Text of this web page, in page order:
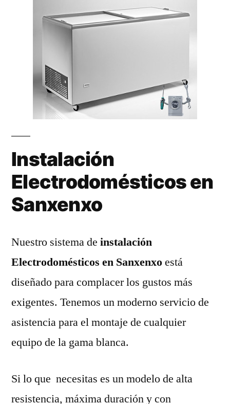
Instalación
Electrodomésticos en
Sanxenxo
Nuestro sistema de instalación
Electrodomésticos en Sanxenxoestá
diseñado para complacer los gustos más
exigentes. Tenemos un moderno servicio de
asistencia para el montaje de cualquier
equipo de la gama blanca.
Si lo que necesitas es un modelo de alta
resistencia, máxima duración y con